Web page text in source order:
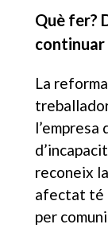
Què fer?
continuar
La
reconeix
afectat té
per